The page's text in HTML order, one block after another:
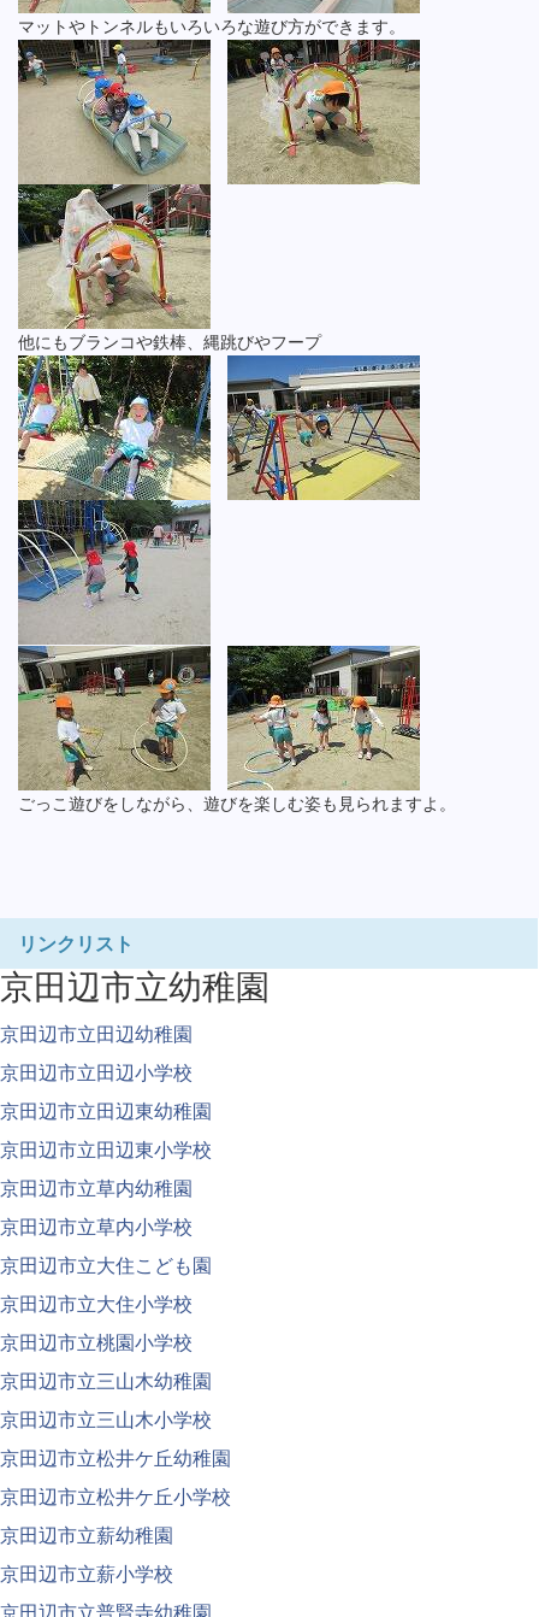
マットやトンネルもいろいろな遊び方ができます。
他にもブランコや鉄棒、縄跳びやフープ
ごっこ遊びをしながら、遊びを楽しむ姿も見られますよ。
リンクリスト
京田辺市立幼稚園
京田辺市立田辺幼稚園
京田辺市立田辺小学校
京田辺市立田辺東幼稚園
京田辺市立田辺東小学校
京田辺市立草内幼稚園
京田辺市立草内小学校
京田辺市立大住こども園
京田辺市立大住小学校
京田辺市立桃園小学校
京田辺市立三山木幼稚園
京田辺市立三山木小学校
京田辺市立松井ケ丘幼稚園
京田辺市立松井ケ丘小学校
京田辺市立薪幼稚園
京田辺市立薪小学校
京田辺市立普賢寺幼稚園